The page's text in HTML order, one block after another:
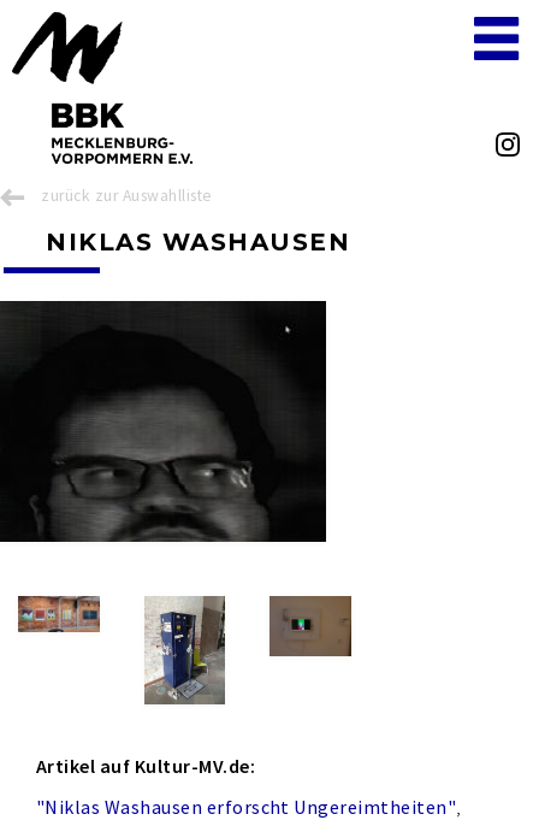
zurück zur Auswahlliste
NIKLAS WASHAUSEN
Artikel auf Kultur-MV.de:
"Niklas Washausen erforscht Ungereimtheiten"